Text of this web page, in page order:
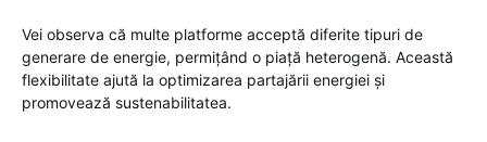
Vei observa că multe platforme acceptă diferite tipuri de
generare de energie, permițând o piață heterogenă. Această
flexibilitate ajută la optimizarea partajării energiei și
promovează sustenabilitatea.